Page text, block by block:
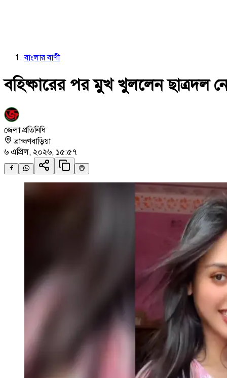
বাংলার বাণী
বহিষ্কারের পর মুখ খুললেন ছাত্রদল
জেলা প্রতিনিধি
ব্রাহ্মণবাড়িয়া
৬ এপ্রিল, ২০২৬, ১৫:৫৭